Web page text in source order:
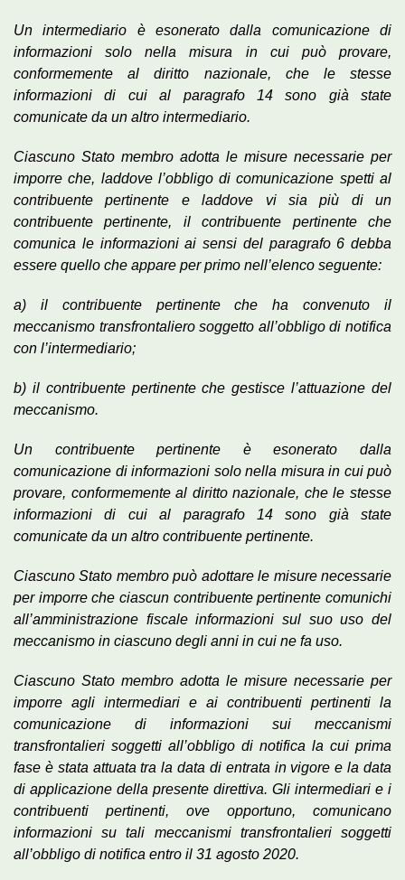
Un intermediario è esonerato dalla comunicazione di
informazioni solo nella misura in cui può provare,
conformemente al diritto nazionale, che le stesse
informazioni di cui al paragrafo 14 sono già state
comunicate da un altro intermediario.
Ciascuno Stato membro adotta le misure necessarie per
imporre che, laddove l’obbligo di comunicazione spetti al
contribuente pertinente e laddove vi sia più di un
contribuente pertinente, il contribuente pertinente che
comunica le informazioni ai sensi del paragrafo 6 debba
essere quello che appare per primo nell’elenco seguente:
a) il contribuente pertinente che ha convenuto il
meccanismo transfrontaliero soggetto all’obbligo di notifica
con l’intermediario;
b) il contribuente pertinente che gestisce l’attuazione del
meccanismo.
Un contribuente pertinente è esonerato dalla
comunicazione di informazioni solo nella misura in cui può
provare, conformemente al diritto nazionale, che le stesse
informazioni di cui al paragrafo 14 sono già state
comunicate da un altro contribuente pertinente.
Ciascuno Stato membro può adottare le misure necessarie
per imporre che ciascun contribuente pertinente comunichi
all’amministrazione fiscale informazioni sul suo uso del
meccanismo in ciascuno degli anni in cui ne fa uso.
Ciascuno Stato membro adotta le misure necessarie per
imporre agli intermediari e ai contribuenti pertinenti la
comunicazione di informazioni sui meccanismi
transfrontalieri soggetti all’obbligo di notifica la cui prima
fase è stata attuata tra la data di entrata in vigore e la data
di applicazione della presente direttiva. Gli intermediari e i
contribuenti pertinenti, ove opportuno, comunicano
informazioni su tali meccanismi transfrontalieri soggetti
all’obbligo di notifica entro il 31 agosto 2020.